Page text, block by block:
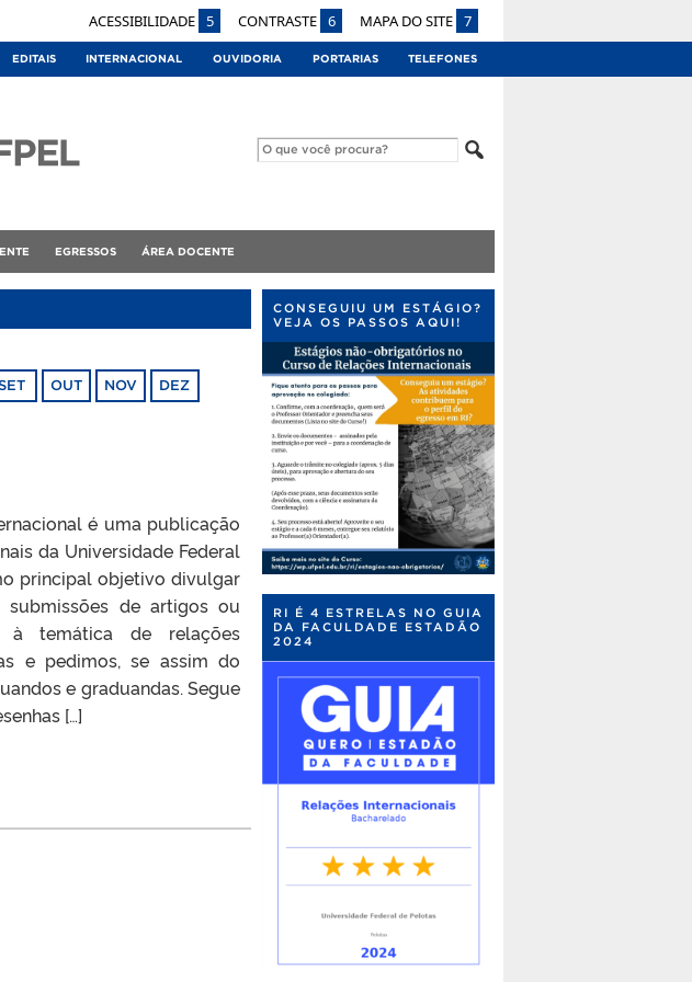
ACESSIBILIDADE 5 CONTRASTE 6 MAPA DO SITE 7
EDITAIS INTERNACIONAL OUVIDORIA PORTARIAS TELEFONES
EGRESSOS ÁREA DOCENTE
OUT NOV DEZ
é uma publicação
da Universidade Federal
principal objetivo divulgar
de artigos ou
à temática de relações
e pedimos, se assim do
e graduandas. Segue
[…]
CONSEGUIU UM ESTÁGIO?
VEJA OS PASSOS AQUI!
RI É 4 ESTRELAS NO GUIA
DA FACULDADE ESTADÃO
2024